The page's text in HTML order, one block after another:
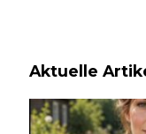
Aktuelle